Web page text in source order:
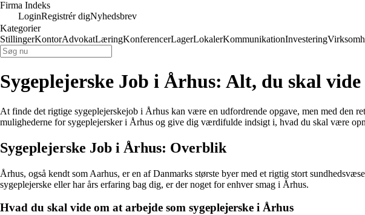
Firma Indeks
LoginRegistrér digNyhedsbrev
Kategorier
StillingerKontorAdvokatLæringKonferencerLagerLokalerKommunikationInvestering
Sygeplejerske Job i Århus: Alt, du skal vide
At finde det rigtige sygeplejerskejob i Århus kan være en udfordrende opgave, men med den
mulighederne for sygeplejersker i Århus og give dig værdifulde indsigt i, hvad du skal være
Sygeplejerske Job i Århus: Overblik
Århus, også kendt som Aarhus, er en af Danmarks største byer med et rigtig stort
sygeplejerske eller har års erfaring bag dig, er der noget for enhver smag i Århus.
Hvad du skal vide om at arbejde som sygeplejerske i Århus